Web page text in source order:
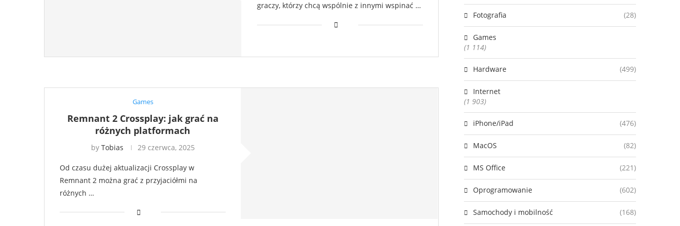
graczy, którzy chcą wspólnie z innymi wspinać …
Games
Remnant 2 Crossplay: jak grać na
różnych platformach
by Tobias 29 czerwca, 2025
Od czasu dużej aktualizacji Crossplay w
Remnant 2 można grać z przyjaciółmi na
różnych …
Fotografia (28)
Games
(1 114)
Hardware (499)
Internet
(1 903)
iPhone/iPad (476)
MacOS (82)
MS Office (221)
Oprogramowanie (602)
Samochody i mobilność (168)